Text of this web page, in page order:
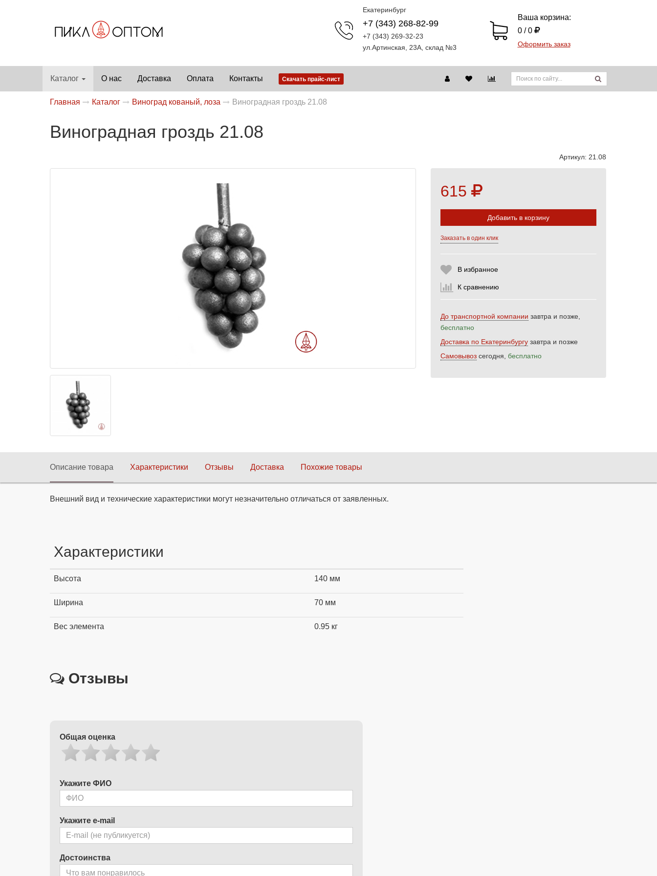
Екатеринбург
+7 (343) 268-82-99
+7 (343) 269-32-23
ул.Артинская, 23А, склад №3
Ваша корзина:
0 / 0
Оформить заказ
Каталог О нас Доставка Оплата Контакты Скачать прайс-лист
Главная Каталог Виноград кованый, лоза Виноградная гроздь 21.08
Виноградная гроздь 21.08
Артикул: 21.08
615
Добавить в корзину
Заказать в один клик
В избранное
К сравнению
До транспортной компании завтра и позже,
бесплатно
Доставка по Екатеринбургузавтра и позже
Самовывозсегодня, бесплатно
Описание товара Характеристики Отзывы Доставка Похожие товары
Внешний вид и технические характеристики могут незначительно отличаться от заявленных.
Характеристики
Высота 140 мм
Ширина 70 мм
Вес элемента 0.95 кг
Отзывы
Общая оценка
Укажите ФИО
Укажите e-mail
Достоинства